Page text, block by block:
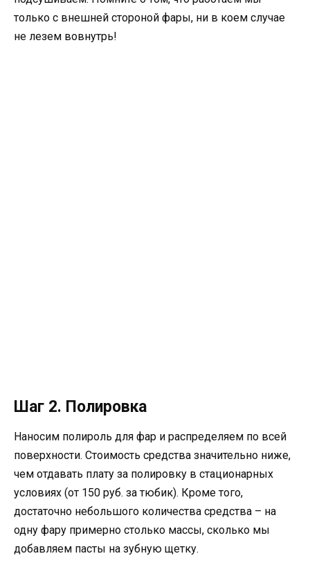
только с внешней стороной фары, ни в коем случае
не лезем вовнутрь!
Шаг 2. Полировка
Наносим полироль для фар и распределяем по всей
поверхности. Стоимость средства значительно ниже,
чем отдавать плату за полировку в стационарных
условиях (от 150 руб. за тюбик). Кроме того,
достаточно небольшого количества средства – на
одну фару примерно столько массы, сколько мы
добавляем пасты на зубную щетку.